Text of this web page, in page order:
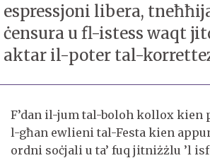
espressjoni libera,
ċensura u fl-istess waqt
aktar il-poter tal-
F’dan il-jum tal-boloh kollox kien
l-għan ewlieni tal-Festa kien
ordni soċjali u ta’ fuq jitniżżlu ’l